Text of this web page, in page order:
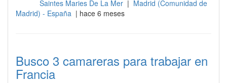
Saintes Maries De La Mer | Madrid (Comunidad de
Madrid) - España | hace 6 meses
Busco 3 camareras para trabajar en
Francia